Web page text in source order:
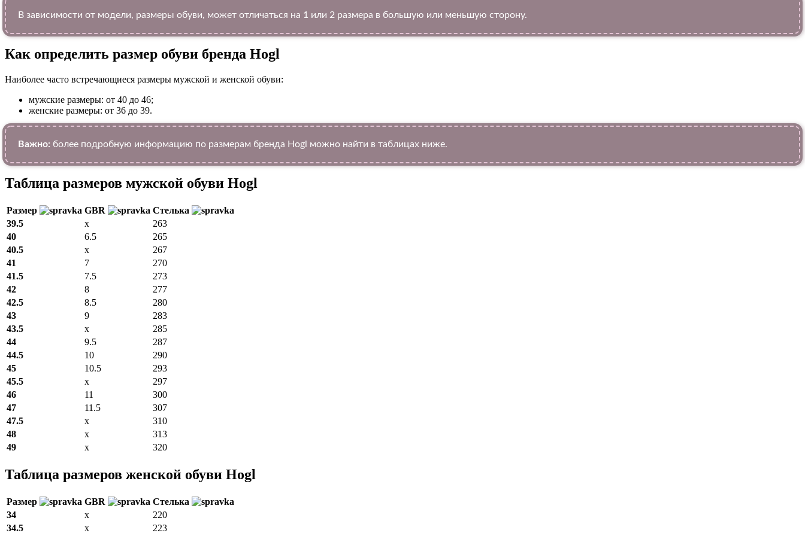
В зависимости от модели, размеры обуви, может отличаться на 1 или 2 размера в большую или меньшую сторону.
Как определить размер обуви брендa Hogl
Наиболее часто встречающиеся размеры мужской и женской обуви:
мужские размеры: от 40 до 46;
женские размеры: от 36 до 39.
Важно: более подробную информацию по размерам бренда Hogl можно найти в таблицах ниже.
Таблица размеров мужской обуви Hogl
Размер GBR
Стелька
39.5
x
263
40
6.5
265
40.5
x
267
41
7
270
41.5
7.5
273
42
8
277
42.5
8.5
280
43
9
283
43.5
x
285
44
9.5
287
44.5
10
290
45
10.5
293
45.5
x
297
46
11
300
47
11.5
307
47.5
x
310
48
x
313
49
x 320
Таблица размеров женской обуви Hogl
Размер GBR
Стелька
34
x
220
34.5
x
223